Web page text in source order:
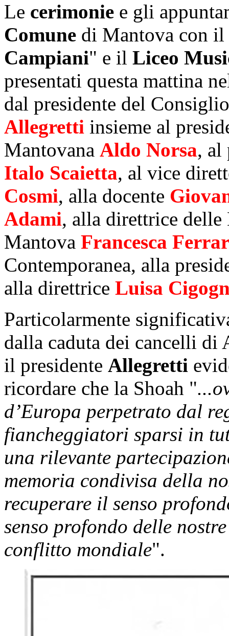
Le cerimonie e gli
Comune di Mantova con il
Campiani" e il Liceo
presentati questa mattina
dal presidente del
Allegretti insieme al
Mantovana Aldo Norsa, al
Italo Scaietta, al vice
Cosmi, alla docente
Adami, alla direttrice
Mantova Francesca
Contemporanea, alla
alla direttrice Luisa
Particolarmente
dalla caduta dei cancelli di
il presidente Allegretti
ricordare che la Shoah "
d’Europa perpetrato dal
fiancheggiatori sparsi in
una rilevante
memoria condivisa della
recuperare il senso
senso profondo delle
conflitto mondiale".